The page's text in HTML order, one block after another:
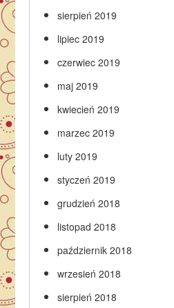
sierpień 2019
lipiec 2019
czerwiec 2019
maj 2019
kwiecień 2019
marzec 2019
luty 2019
styczeń 2019
grudzień 2018
listopad 2018
październik 2018
wrzesień 2018
sierpień 2018